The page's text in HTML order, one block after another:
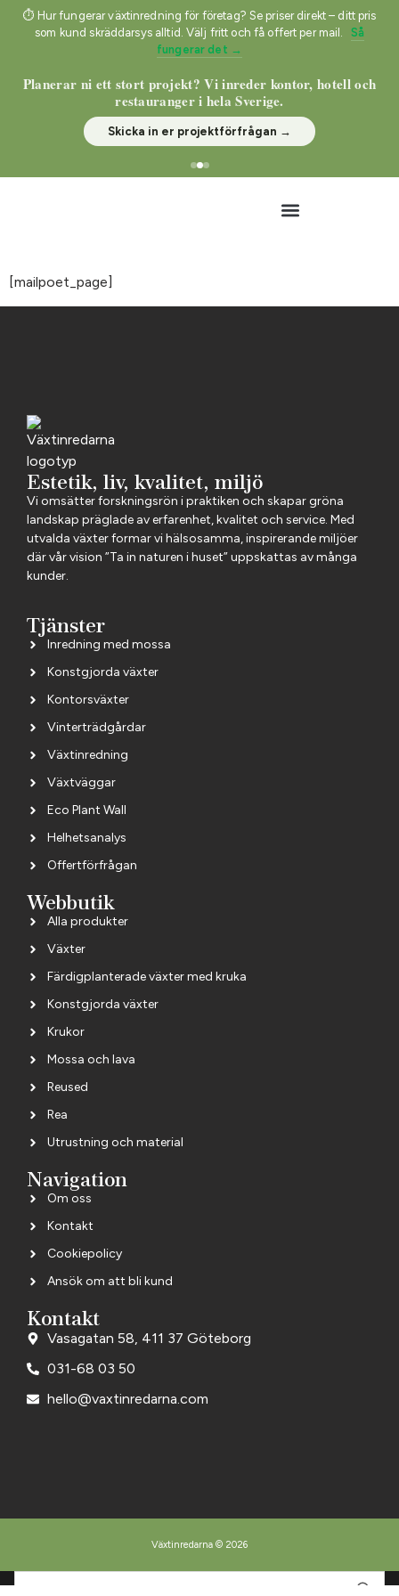
⏱ Hur fungerar växtinredning för företag? Se priser direkt – ditt pris
som kund skräddarsys alltid. Välj fritt och få offert per mail.
Så
fungerar det →
Planerar ni ett stort projekt? Vi inreder kontor, hotell och
restauranger i hela Sverige.
Skicka in er projektförfrågan →
[mailpoet_page]
Estetik, liv, kvalitet, miljö
Vi omsätter forskningsrön i praktiken och skapar gröna
landskap präglade av erfarenhet, kvalitet och service. Med
utvalda växter formar vi hälsosamma, inspirerande miljöer
där vår vision ”Ta in naturen i huset” uppskattas av många
kunder.
Tjänster
Inredning med mossa
Konstgjorda växter
Kontorsväxter
Vinterträdgårdar
Växtinredning
Växtväggar
Eco Plant Wall
Helhetsanalys
Offertförfrågan
Webbutik
Alla produkter
Växter
Färdigplanterade växter med kruka
Konstgjorda växter
Krukor
Mossa och lava
Reused
Rea
Utrustning och material
Navigation
Om oss
Kontakt
Cookiepolicy
Ansök om att bli kund
Kontakt
Vasagatan 58, 411 37 Göteborg
031-68 03 50
hello@vaxtinredarna.com
Växtinredarna © 2026